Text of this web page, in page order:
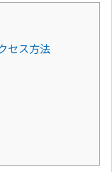
セス方法